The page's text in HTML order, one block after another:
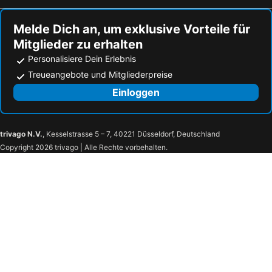
Melde Dich an, um exklusive Vorteile für
Mitglieder zu erhalten
Personalisiere Dein Erlebnis
Treueangebote und Mitgliederpreise
Einloggen
trivago N.V., Kesselstrasse 5 – 7, 40221 Düsseldorf, Deutschland
Copyright 2026 trivago | Alle Rechte vorbehalten.